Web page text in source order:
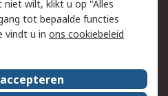
niet wilt, klikt u op "Alles
tot bepaalde functies
vindt u in ons cookiebeleid